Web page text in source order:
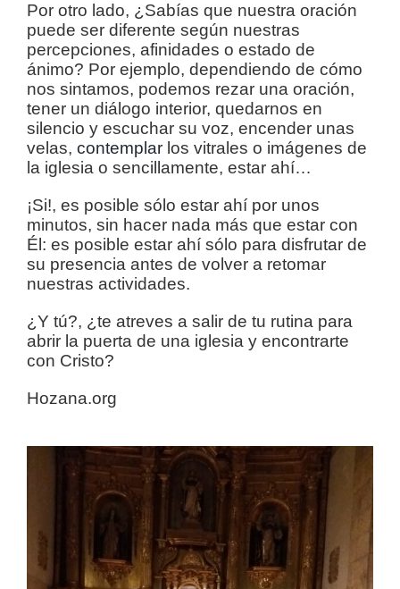
Por otro lado, ¿Sabías que nuestra oración
puede ser diferente según nuestras
percepciones, afinidades o estado de
ánimo? Por ejemplo, dependiendo de cómo
nos sintamos, podemos rezar una oración,
tener un diálogo interior, quedarnos en
silencio y escuchar su voz, encender unas
velas, contemplar los vitrales o imágenes de
la iglesia o sencillamente, estar ahí…
¡Si!, es posible sólo estar ahí por unos
minutos, sin hacer nada más que estar con
Él: es posible estar ahí sólo para disfrutar de
su presencia antes de volver a retomar
nuestras actividades.
¿Y tú?, ¿te atreves a salir de tu rutina para
abrir la puerta de una iglesia y encontrarte
con Cristo?
Hozana.org